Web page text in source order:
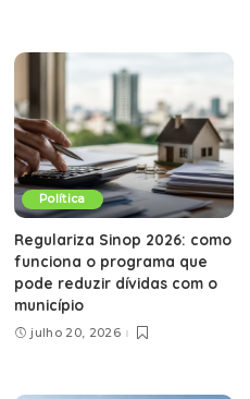
Política
Regulariza Sinop 2026: como
funciona o programa que
pode reduzir dívidas com o
município
julho 20, 2026